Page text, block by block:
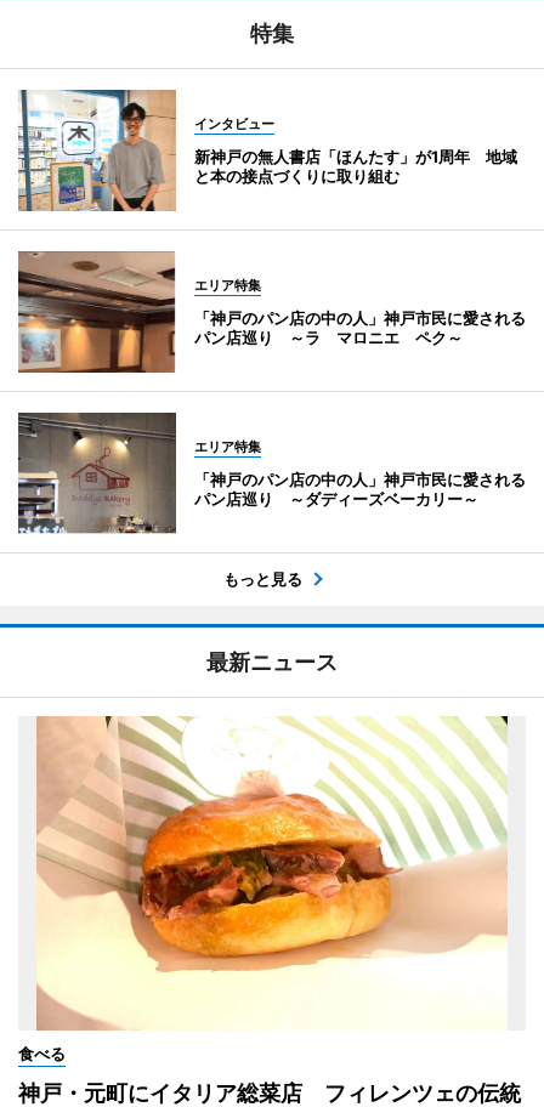
特集
インタビュー
新神戸の無人書店「ほんたす」が1周年 地域
と本の接点づくりに取り組む
エリア特集
「神戸のパン店の中の人」神戸市民に愛される
パン店巡り ～ラ マロニエ ペク～
エリア特集
「神戸のパン店の中の人」神戸市民に愛される
パン店巡り ～ダディーズベーカリー～
もっと見る
最新ニュース
食べる
神戸・元町にイタリア総菜店 フィレンツェの伝統